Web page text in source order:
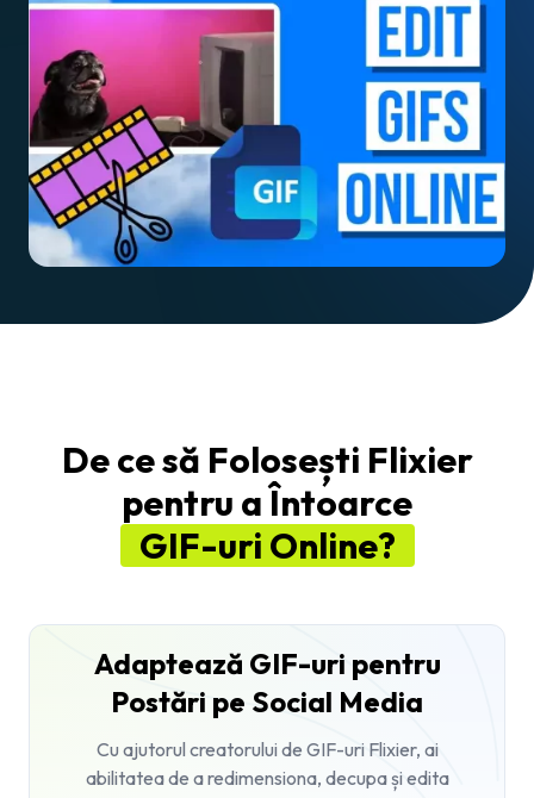
De ce să Folosești Flixier
pentru a Întoarce
GIF-uri Online?
Adaptează GIF-uri pentru
Postări pe Social Media
Cu ajutorul creatorului de GIF-uri Flixier, ai
abilitatea de a redimensiona, decupa și edita